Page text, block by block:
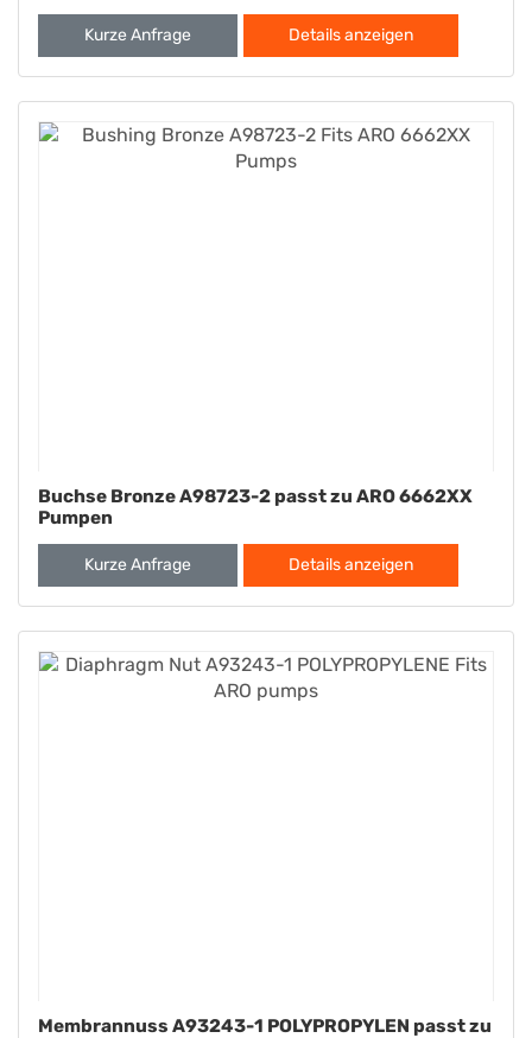
Kurze Anfrage Details anzeigen
Buchse Bronze A98723-2 passt zu ARO 6662XX
Pumpen
Kurze Anfrage Details anzeigen
Membrannuss A93243-1 POLYPROPYLEN passt zu